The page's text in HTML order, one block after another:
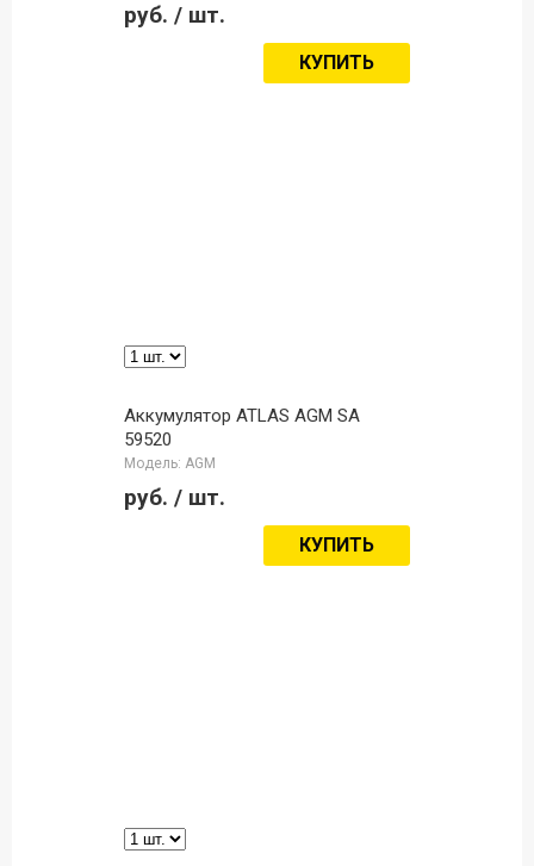
руб. / шт.
КУПИТЬ
Аккумулятор ATLAS AGM SA
59520
Модель: AGM
руб. / шт.
КУПИТЬ